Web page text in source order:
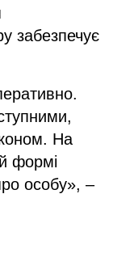
забезпечує
На
формі
особу», –